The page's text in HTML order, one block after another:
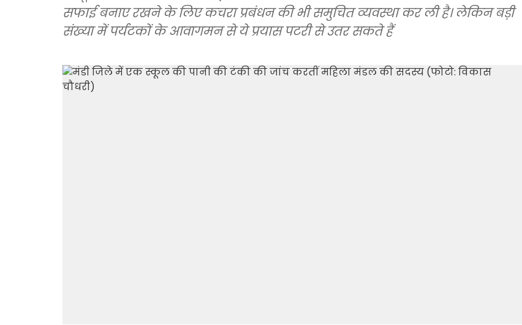
सफाई बनाए रखने के लिए कचरा प्रबंधन की भी समुचित व्यवस्था कर ली है। लेकिन बड़ी
संख्या में पर्यटकों के आवागमन से ये प्रयास पटरी से उतर सकते हैं